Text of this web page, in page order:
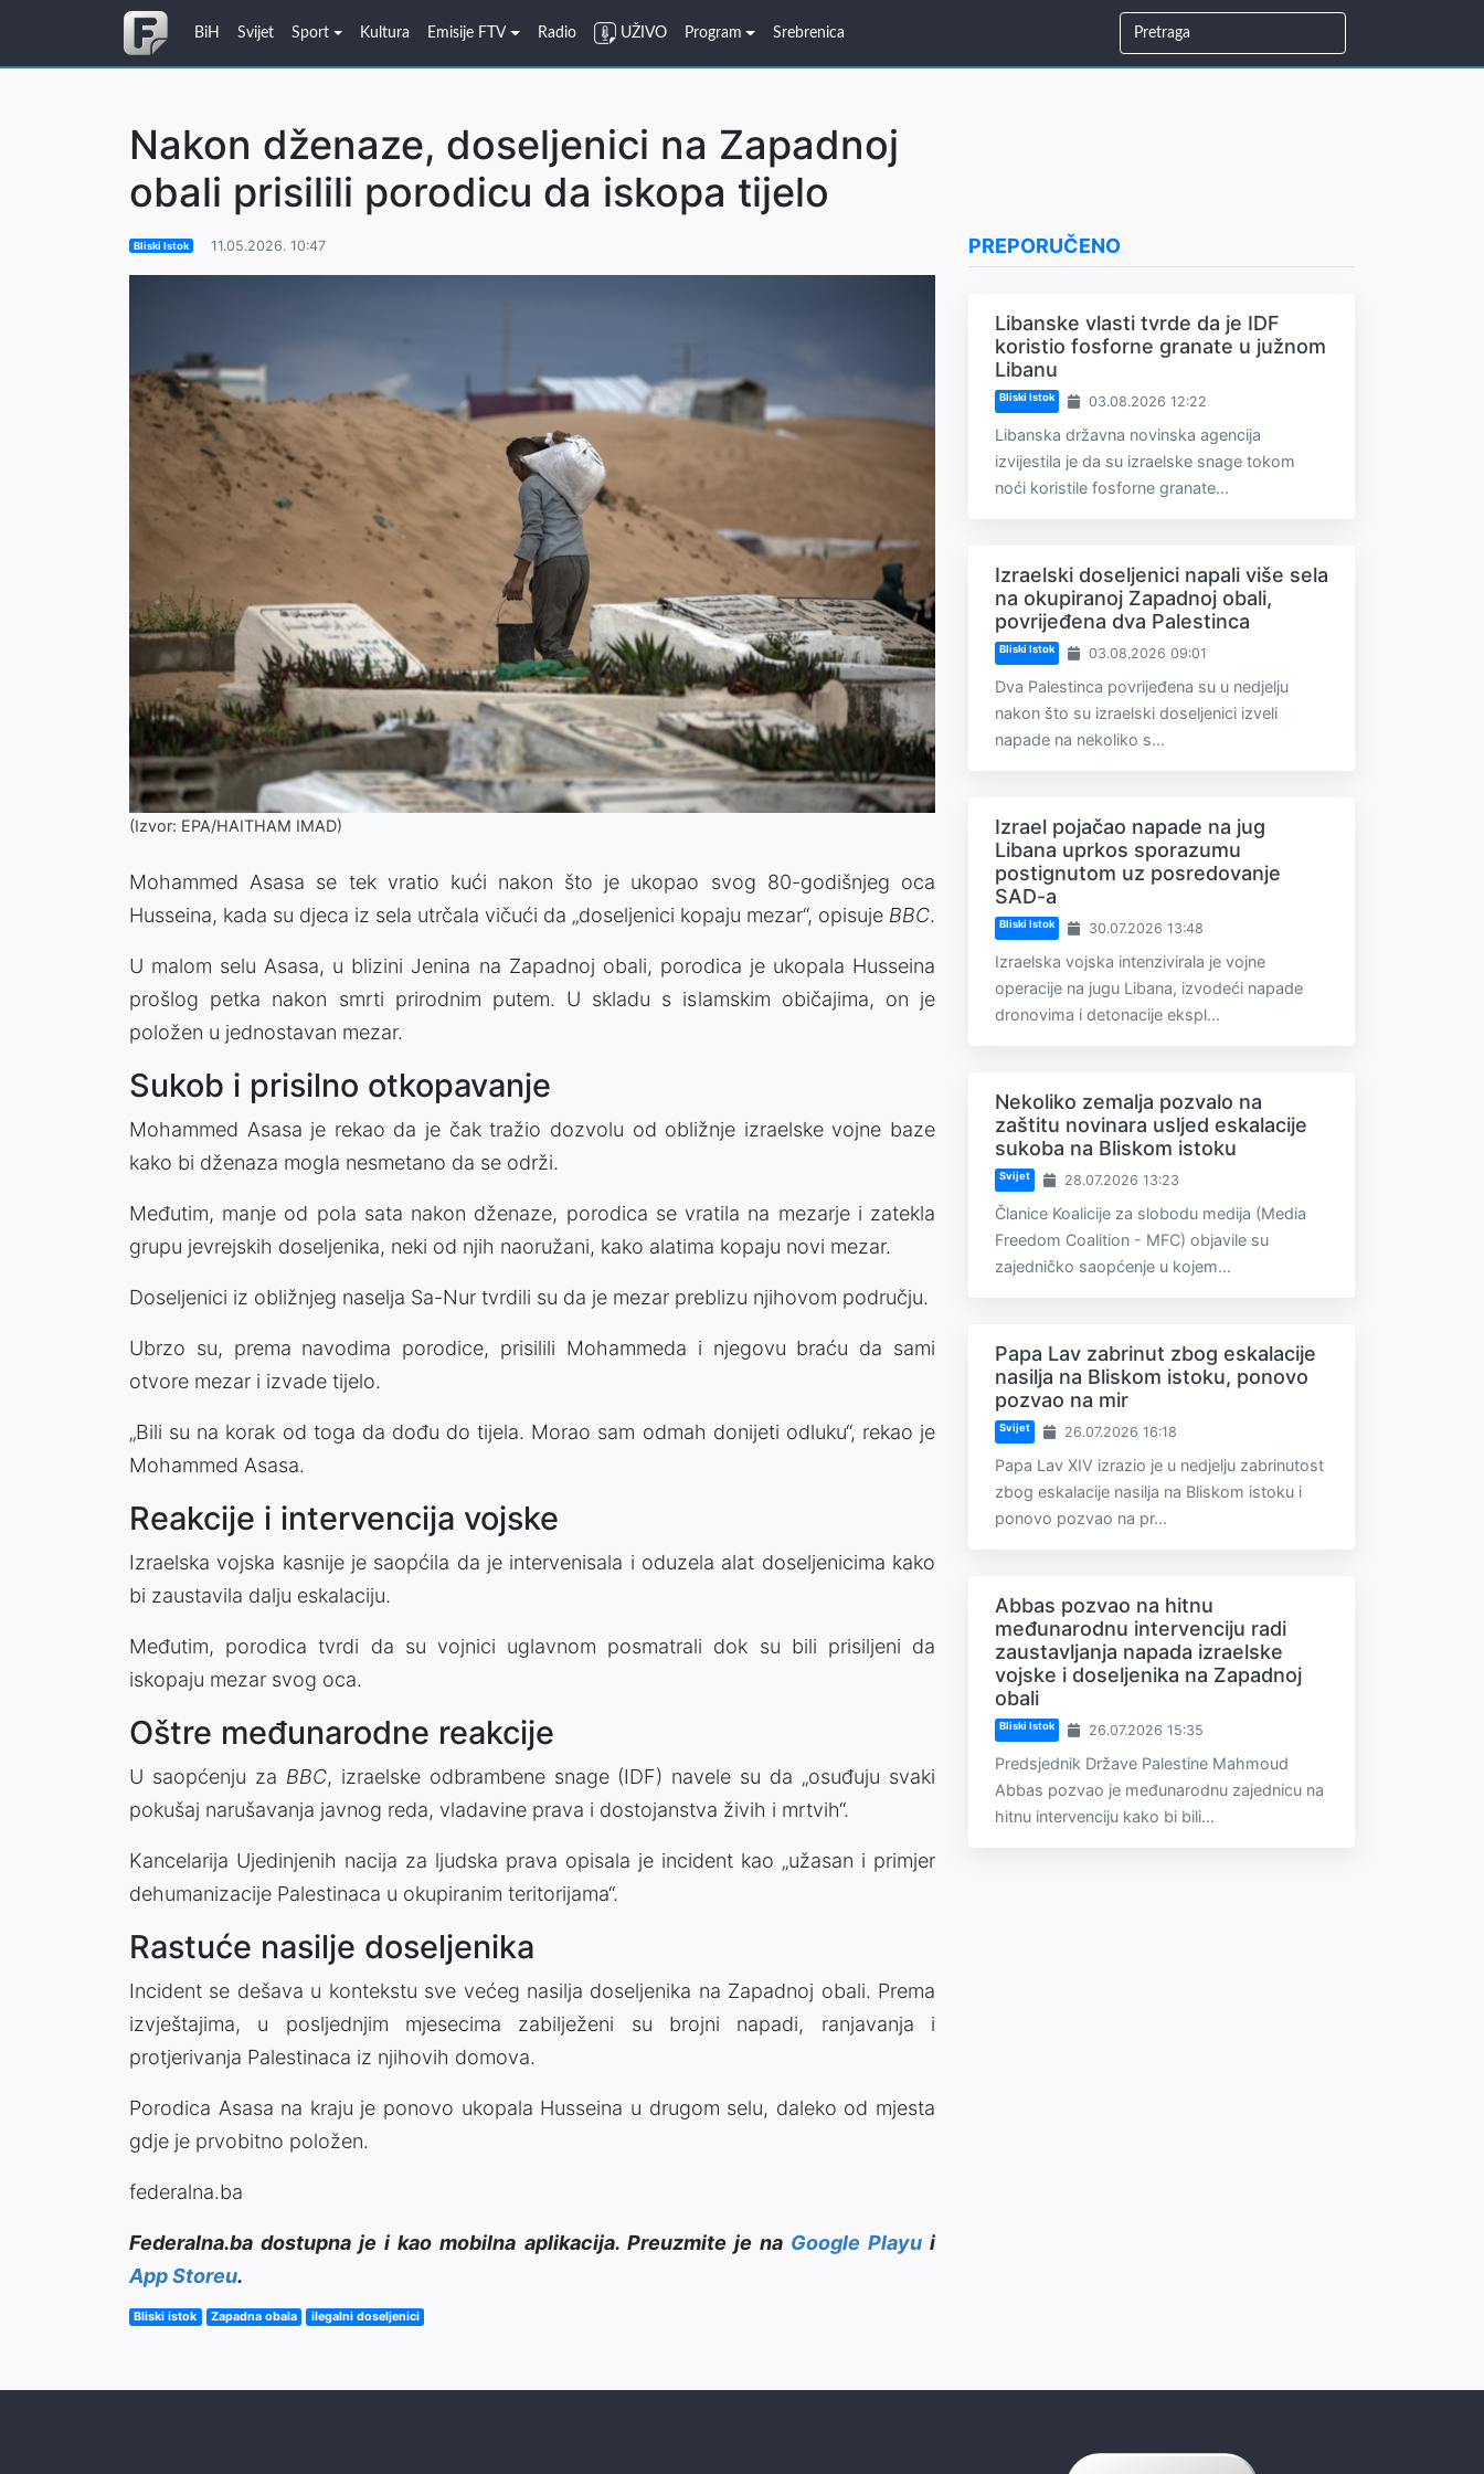
BiH Svijet Sport Kultura Emisije FTV Radio UŽIVO Program Srebrenica
Nakon dženaze, doseljenici na Zapadnoj
obali prisilili porodicu da iskopa tijelo
Bliski Istok 11.05.2026. 10:47
(Izvor: EPA/HAITHAM IMAD)
Mohammed Asasa se tek vratio kući nakon što je ukopao svog 80-godišnjeg oca
Husseina, kada su djeca iz sela utrčala vičući da „doseljenici kopaju mezar“, opisuje BBC.
U malom selu Asasa, u blizini Jenina na Zapadnoj obali, porodica je ukopala Husseina
prošlog petka nakon smrti prirodnim putem. U skladu s islamskim običajima, on je
položen u jednostavan mezar.
Sukob i prisilno otkopavanje
Mohammed Asasa je rekao da je čak tražio dozvolu od obližnje izraelske vojne baze
kako bi dženaza mogla nesmetano da se održi.
Međutim, manje od pola sata nakon dženaze, porodica se vratila na mezarje i zatekla
grupu jevrejskih doseljenika, neki od njih naoružani, kako alatima kopaju novi mezar.
Doseljenici iz obližnjeg naselja Sa-Nur tvrdili su da je mezar preblizu njihovom području.
Ubrzo su, prema navodima porodice, prisilili Mohammeda i njegovu braću da sami
otvore mezar i izvade tijelo.
„Bili su na korak od toga da dođu do tijela. Morao sam odmah donijeti odluku“, rekao je
Mohammed Asasa.
Reakcije i intervencija vojske
Izraelska vojska kasnije je saopćila da je intervenisala i oduzela alat doseljenicima kako
bi zaustavila dalju eskalaciju.
Međutim, porodica tvrdi da su vojnici uglavnom posmatrali dok su bili prisiljeni da
iskopaju mezar svog oca.
Oštre međunarodne reakcije
U saopćenju za BBC, izraelske odbrambene snage (IDF) navele su da „osuđuju svaki
pokušaj narušavanja javnog reda, vladavine prava i dostojanstva živih i mrtvih“.
Kancelarija Ujedinjenih nacija za ljudska prava opisala je incident kao „užasan i primjer
dehumanizacije Palestinaca u okupiranim teritorijama“.
Rastuće nasilje doseljenika
Incident se dešava u kontekstu sve većeg nasilja doseljenika na Zapadnoj obali. Prema
izvještajima, u posljednjim mjesecima zabilježeni su brojni napadi, ranjavanja i
protjerivanja Palestinaca iz njihovih domova.
Porodica Asasa na kraju je ponovo ukopala Husseina u drugom selu, daleko od mjesta
gdje je prvobitno položen.
federalna.ba
Federalna.ba dostupna je i kao mobilna aplikacija. Preuzmite je na Google Playui
App Storeu.
Bliski istok Zapadna obala ilegalni doseljenici
PREPORUČENO
Libanske vlasti tvrde da je IDF
koristio fosforne granate u južnom
Libanu
Bliski Istok 03.08.2026 12:22
Libanska državna novinska agencija
izvijestila je da su izraelske snage tokom
noći koristile fosforne granate...
Izraelski doseljenici napali više sela
na okupiranoj Zapadnoj obali,
povrijeđena dva Palestinca
Bliski Istok 03.08.2026 09:01
Dva Palestinca povrijeđena su u nedjelju
nakon što su izraelski doseljenici izveli
napade na nekoliko s...
Izrael pojačao napade na jug
Libana uprkos sporazumu
postignutom uz posredovanje
SAD-a
Bliski Istok 30.07.2026 13:48
Izraelska vojska intenzivirala je vojne
operacije na jugu Libana, izvodeći napade
dronovima i detonacije ekspl...
Nekoliko zemalja pozvalo na
zaštitu novinara usljed eskalacije
sukoba na Bliskom istoku
Svijet 28.07.2026 13:23
Članice Koalicije za slobodu medija (Media
Freedom Coalition - MFC) objavile su
zajedničko saopćenje u kojem...
Papa Lav zabrinut zbog eskalacije
nasilja na Bliskom istoku, ponovo
pozvao na mir
Svijet 26.07.2026 16:18
Papa Lav XIV izrazio je u nedjelju zabrinutost
zbog eskalacije nasilja na Bliskom istoku i
ponovo pozvao na pr...
Abbas pozvao na hitnu
međunarodnu intervenciju radi
zaustavljanja napada izraelske
vojske i doseljenika na Zapadnoj
obali
Bliski Istok 26.07.2026 15:35
Predsjednik Države Palestine Mahmoud
Abbas pozvao je međunarodnu zajednicu na
hitnu intervenciju kako bi bili...